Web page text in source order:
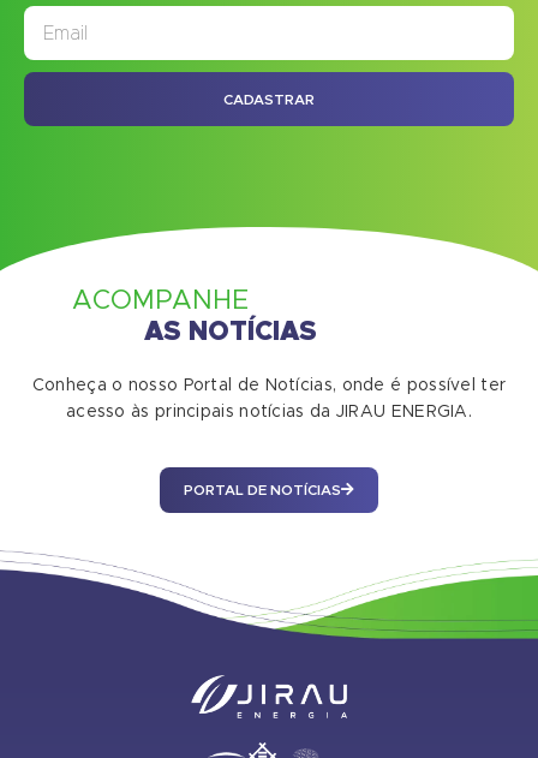
CADASTRAR
ACOMPANHE
AS NOTÍCIAS
Conheça o nosso Portal de Notícias, onde é possível ter
acesso às principais notícias da JIRAU ENERGIA.
PORTAL DE NOTÍCIAS